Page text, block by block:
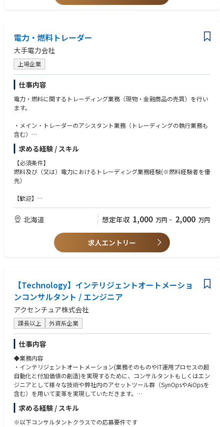
【具体的な業務内容】
・ロジックテスタ／メモリテスタを用いたテストプログラム開発・保守
・ウェハテスト／パッケージテストでのテスト条件設定・実行
・テスト結果の解析および不良の一次切り分け
・デバイス・製造部門と連携したテスト改善対応
・量産フェーズでのテスト運用サポート
【使用ツール・環境】
環境：UNIX/Linux
⑥パラメトリックテストエンジニア
半導体デバイスの電気的特性（パラメータ）を定量的に評価し、設計仕様
への適合性、量産時のばらつき、工程異常を早期に検出する仕組みを作る
ことで、製品品質および歩留まりの向上に貢献する業務を担当します。
開発段階から量産初期までを担当し、デバイス・プロセス・製造部門と連
携しながら、安定した量産体制の構築を支えます。
【具体的には】
・既存テスト仕様に基づくパラメトリックテストの実行
・新デバイス／新プロセス立上げ時のテスト評価
・テストプログラム自動生成の仕組みづくり
・異常値・分布変化の検出とエスカレーションの仕組みづくり
・デバイス・プロセスエンジニアへの技術フィードバック
・テスト／製造現場との基本的な連携
【使用するツール】
・オートプローバー・パラメトリックテスタ
・セミオーオートプローバー・パラメトリックアナライザ
・電気的・機械的・熱的な観点から、パッケージ構造が信頼性要件を満た
すかの検証・設計フィードバック
・プロトタイプの試作・評価・故障解析の実施
・TEGを用いた故障モードの抽出、測定手法の確立（例：抵抗/容量測定、
接続信頼性、反り/応力評価など）
・パッケージ仕様に応じた最適なTEG・試作品設計の指針策定
③半導体パッケージプロセス開発エンジニア
最先端チップレット技術を搭載する FCBGA（Flip Chip BGA）パッケージ
す。
具体的には、FCBGA・2D/2.5D/2.xD パッケージの製造における、以下い
ずれかの ユニットプロセス開発を担当します。
（1）バックグラインド・ダイシング工程
・ウェハバックグラインド、ダイシングのユニットプロセス開発
・各種インパクトテープ・ダイシングテープの材料特性評価
・チップ割れ・クラック等に対するプロセス改善および条件最適化
（2）アンダーフィル・モールド・TIM実装工程
・アンダーフィル材料・液性・流動性の評価および最適化
・モールドプロセス（樹脂流動、反り、応力）の評価と開発
・サーマルインターフェースマテリアル（TIM）の塗布・固化プロセス
と材料評価
・フリップチップ（FC）接続プロセス開発および接続信頼性評価
・BGA ボール形成・実装プロセスの改良・歩留まり改善
最先端チップレット技術を搭載する FCBGA（Flip Chip BGA）パッケージ
の製造工程における、各種検査プロセスを担当いただきます。
主な業務内容：
・半導体パッケージプロセスにおける 欠陥検査 の実施（外観不良、接合
不良、ボイド、クラックなど）
・自動外観検査装置（AOI） を用いた検査業務
・超音波顕微鏡（C-SAM等）やＸ線検査装置 を用いた内部欠陥検査
・検査結果の分析、レポート作成、工程改善提案
・製造プロセス・品質保証部門との連携による不良要因の解析・改善活動
・TEG設計に関わる経験
・半導体ウエハのバックグラインド、ダイシングのユニットプロセス、各
種インパクトテープの評価の経験
・高分子材料に関する知見をお持ちの方
・半導体パッケージプロセスにおける、Flip Chip、BGA、SMDプロセス開
発、接続評価の経験
歓迎要件：
・半導体パッケージプロセスにおける、バックグラインド、ダイシングプ
ロセス開発の経験
プロセスおよび材料評価の経験
・装置メーカー、あるいは半導体メーカーご出身者
④半導体パッケージプロセス検査エンジニア
以下いずれかのご経験
・半導体パッケージプロセスにおけるプロセスの検査
・自動外観検査
・超音波顕微鏡検査
・パッケージ最終検査による検査の開発
歓迎要件：
検査領域に興味を持ち、深く技術を追求していく姿勢を重視しています。
現状のやり方にとらわれず、より検査技術を高めるために挑戦できる方を
電力・燃料トレーダー
大手電力会社
上場企業
仕事内容
電力・燃料に関するトレーディング業務（現物・金融商品の売買）を行い
ます。
・メイン・トレーダーのアシスタント業務（トレーディングの執行業務も
含む）
・トレーディングのための市場分析
・国内外のカウンターパーティ・ブローカーとのOTC取引、取引所を利用
した取引に関するオペレーション
・トレーディング戦略立案
・ポートフォリオのリスク分析
・システム基盤整備
求める経験 / スキル
【必須条件】
燃料及び（又は）電力におけるトレーディング業務経験(※燃料経験者を優
先）
【歓迎】
・高い分析力、金融数理知識
・変化に対応する柔軟性
・高度なコミュニケーションスキル及びチームワークを大切にできる事
・主体性及び実行力のある方
・トレーディングにおけるリスク管理業務経験、クオンツ業務経験
・プログラミングスキル
北海道 想定年収 1,000 万円 ~ 2,000 万円
求人エントリー
【Technology】インテリジェントオートメーショ
ンコンサルタント / エンジニア
アクセンチュア株式会社
課長以上 外資系企業
仕事内容
◆業務内容
・インテリジェントオートメーション(業務そのものやIT運用プロセスの超
自動化と付加価値の創造)を実現するために、コンサルタントもしくはエン
ジニアとして様々な技術や弊社内のアセットツール群（SynOpsやAiOpsを
含む）を用いて変革を実現していただきます。
・最新テクノロジーを組合せ、End to End の業務をサポートするシステ
ムを提案・開発し、効果創出までを担っていただきます。
・お客様へ弊社アセット群、ワークフロー、チャットボット、AI-OCRやR
求める経験 / スキル
※以下コンサルタントクラスでの応募要件です